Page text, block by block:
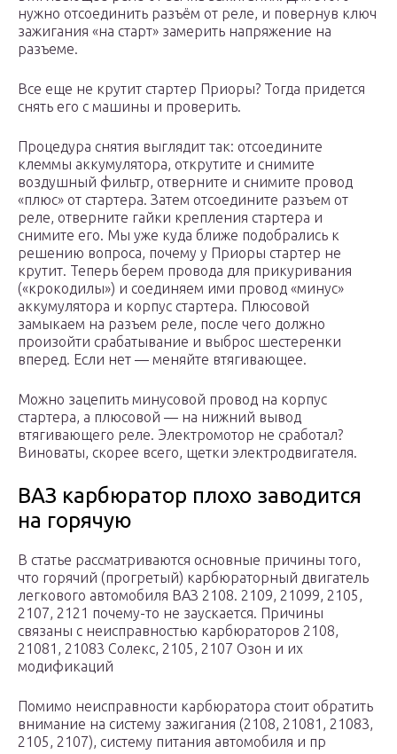
нужно отсоединить разъём от реле, и повернув ключ
зажигания «на старт» замерить напряжение на
разъеме.
Все еще не крутит стартер Приоры? Тогда придется
снять его с машины и проверить.
Процедура снятия выглядит так: отсоедините
клеммы аккумулятора, открутите и снимите
воздушный фильтр, отверните и снимите провод
«плюс» от стартера. Затем отсоедините разъем от
реле, отверните гайки крепления стартера и
снимите его. Мы уже куда ближе подобрались к
решению вопроса, почему у Приоры стартер не
крутит. Теперь берем провода для прикуривания
(«крокодилы») и соединяем ими провод «минус»
аккумулятора и корпус стартера. Плюсовой
замыкаем на разъем реле, после чего должно
произойти срабатывание и выброс шестеренки
вперед. Если нет — меняйте втягивающее.
Можно зацепить минусовой провод на корпус
стартера, а плюсовой — на нижний вывод
втягивающего реле. Электромотор не сработал?
Виноваты, скорее всего, щетки электродвигателя.
ВАЗ карбюратор плохо заводится
на горячую
В статье рассматриваются основные причины того,
что горячий (прогретый) карбюраторный двигатель
легкового автомобиля ВАЗ 2108. 2109, 21099, 2105,
2107, 2121 почему-то не заускается. Причины
связаны с неисправностью карбюраторов 2108,
21081, 21083 Солекс, 2105, 2107 Озон и их
модификаций
Помимо неисправности карбюратора стоит обратить
внимание на систему зажигания (2108, 21081, 21083,
2105, 2107), систему питания автомобиля и пр